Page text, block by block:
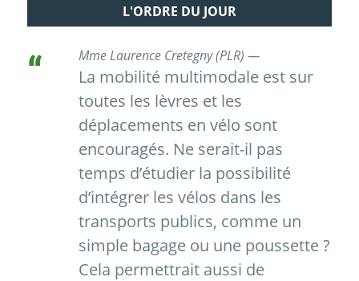
L'ORDRE DU JOUR
Mme Laurence Cretegny (PLR) —
La mobilité multimodale est sur
toutes les lèvres et les
déplacements en vélo sont
encouragés. Ne serait-il pas
temps d’étudier la possibilité
d’intégrer les vélos dans les
transports publics, comme un
simple bagage ou une poussette ?
Cela permettrait aussi de